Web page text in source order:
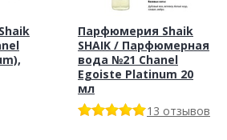
Парфюмерия Shaik
SHAIK / Парфюмерная
вода №21 Chanel
Egoiste Platinum 20
мл
13 отзывов